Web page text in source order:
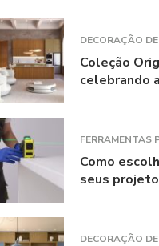
DECORAÇÃO
Coleção
celebrando
FERRAMENTAS
Como
seus
DECORAÇÃO